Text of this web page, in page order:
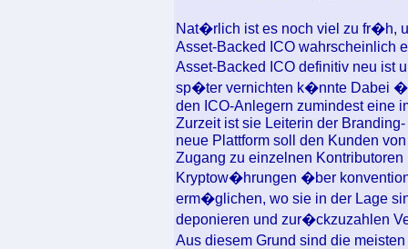
Nat�rlich ist es noch viel zu fr�h,
Asset-Backed ICO wahrscheinlich
Asset-Backed ICO definitiv neu ist
sp�ter vernichten k�nnte Dabei
den ICO-Anlegern zumindest eine
Zurzeit ist sie Leiterin der
neue Plattform soll den Kunden
Zugang zu einzelnen
Kryptow�hrungen �ber
erm�glichen, wo sie in der Lage
deponieren und zur�ckzuzahlen
Aus diesem Grund sind die